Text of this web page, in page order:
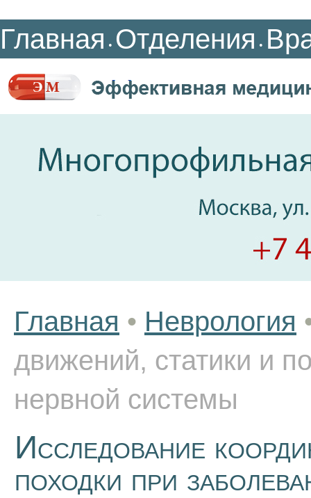
Главная • Отделения •
Главная • Неврология
движений, статики и
нервной системы
Исследование
походки при